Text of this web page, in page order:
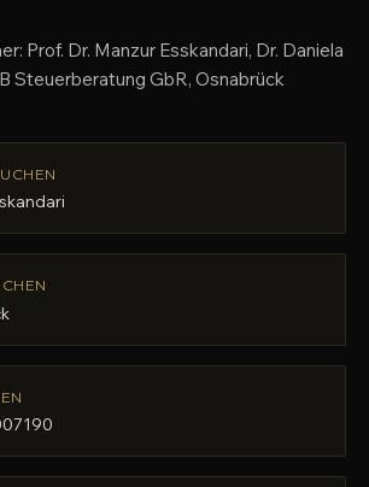
Prof. Dr. Manzur Esskandari, Dr. Daniela
Steuerberatung GbR, Osnabrück